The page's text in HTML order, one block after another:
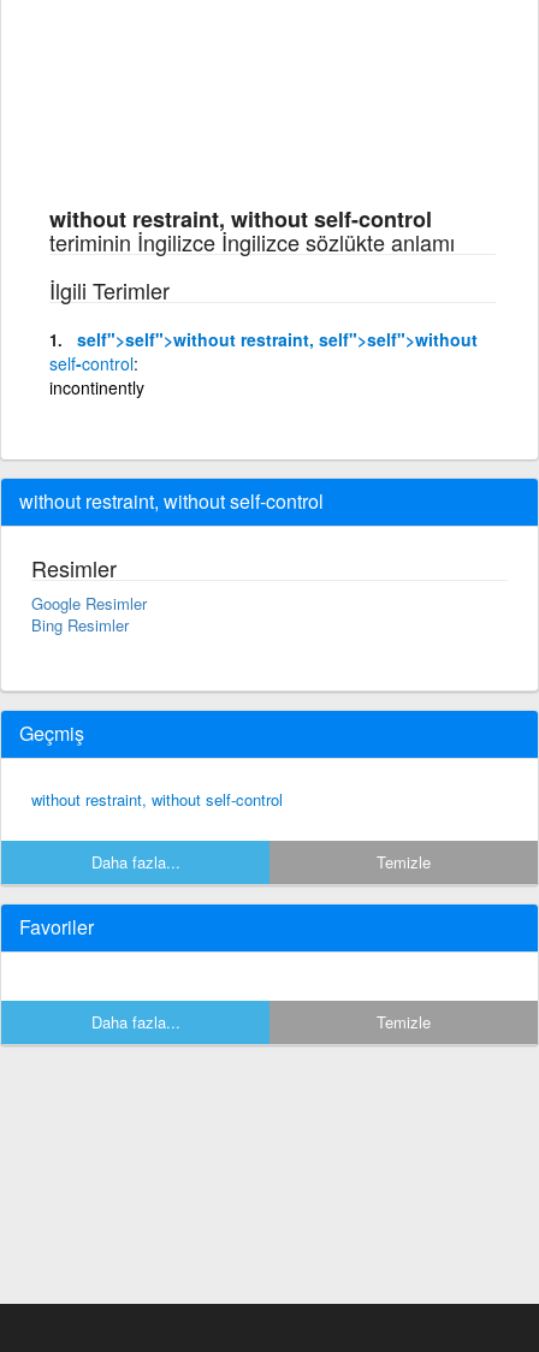
without restraint, without self-control
teriminin İngilizce İngilizce sözlükte anlamı
İlgili Terimler
self">self">without restraint, self">self">without
self-control
incontinently
without restraint, without self-control
Resimler
Google Resimler
Bing Resimler
Geçmiş
without restraint, without self-control
Daha fazla... Temizle
Favoriler
Daha fazla... Temizle